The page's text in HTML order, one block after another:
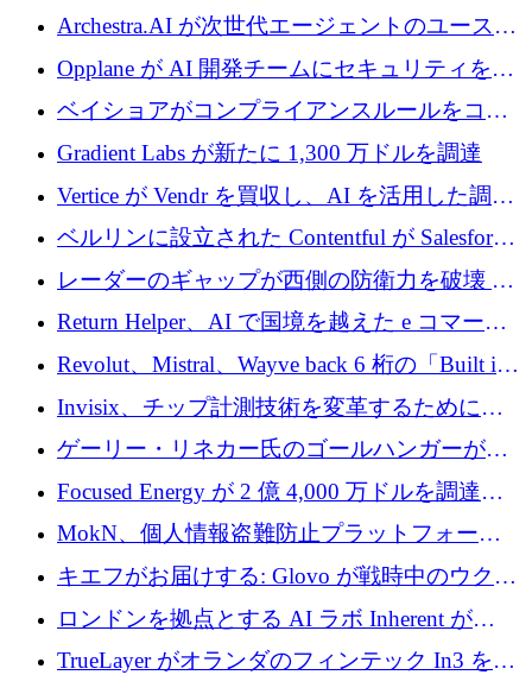
がエンジニアリング向け AI を推進するために
600 万ユーロのプレシードを確保
Archestra.AI が次世代エージェントのユースケ
ースを実現するために 1,000 万ドルを調達
Opplane が AI 開発チームにセキュリティをも
たらすために 450 万ユーロを調達
ベイショアがコンプライアンスルールをコー
ド化するために800万ドルを調達
Gradient Labs が新たに 1,300 万ドルを調達
Vertice が Vendr を買収し、AI を活用した調達
インテリジェンス プラットフォームを構築
ベルリンに設立された Contentful が Salesforce
に買収される
レーダーのギャップが西側の防衛力を破壊 —
そしてベルリンのチップスタートアップがそ
れを埋める
Return Helper、AI で国境を越えた e コマース
の返品を利益に変えるシリーズ A で 400 万ド
ルを調達
Revolut、Mistral、Wayve back 6 桁の「Built in
Europe」キャンペーン
Invisix、チップ計測技術を変革するために
2,000 万ユーロのシードラウンドを完了
ゲーリー・リネカー氏のゴールハンガーがVC
事業を開始
Focused Energy が 2 億 4,000 万ドルを調達、
TrueLayer が In3 を買収、ロンドンが首位の座
を奪還
MokN、個人情報盗難防止プラットフォーム
の成長のためにシリーズ A で 1,500 万ドルを
調達
キエフがお届けする: Glovo が戦時中のウクラ
イナで最も急速に成長する市場の 1 つをどの
ように拡大したか
ロンドンを拠点とする AI ラボ Inherent が
5,000 万ドルの資金調達でステルスから浮上
TrueLayer がオランダのフィンテック In3 を買